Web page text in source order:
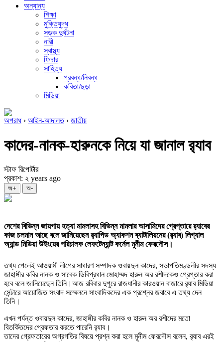
অন্যান্য
শিক্ষা
মুক্তিযুদ্ধ
সড়ক দুর্ঘটনা
নারী
স্বাস্থ্য
ফিচার
সাহিত্য
প্রবন্ধ/নিবন্ধ
কবিতা/ছড়া
মিডিয়া
অপরাধ› আইন-আদালত› জাতীয়
কাদের-নানক-হারুনকে নিয়ে যা জানাল র‍্যাব
স্টাফ রিপোর্টার
প্রকাশ: ২ years ago
অ+ অ-
দেশের বিভিন্ন জায়গায় হত্যা মামলাসহ বিভিন্ন মামলার আসামিদের গ্রেপ্তারে র‍্যাবের
কাজ চলমান আছে বলে জানিয়েছেন র‍্যাপিড অ্যাকশন ব্যাটালিয়নের (র‌্যাব) লিগ্যাল
অ্যান্ড মিডিয়া উইংয়ের পরিচালক লেফটেন্যান্ট কর্নেল মুনীম ফেরদৌস।
তথ্য পেলেই আওয়ামী লীগের সাধারণ সম্পাদক ওবায়দুল কাদের, সভাপতিমণ্ডলীর সদস্য
জাহাঙ্গীর কবির নানক ও সাবেক ডিবিপ্রধান মোহাম্মদ হারুন অর রশীদকেও গ্রেপ্তার করা
হবে বলে জানিয়েছেন তিনি।আজ রবিবার দুপুরে রাজধানীর কারওয়ান বাজারে র‌্যাব মিডিয়া
সেন্টারে আয়োজিত সংবাদ সম্মেলনে সাংবাদিকদের এক প্রশ্নের জবাবে এ তথ্য দেন
তিনি।
এখন পর্যন্ত ওবায়দুল কাদের, জাহাঙ্গীর কবির নানক ও হারুন অর রশীদের মতো
বিতর্কিতদের গ্রেফতার করতে পারেনি র‍্যাব।
তাদের গ্রেফতারের অগ্রগতির বিষয়ে প্রশ্ন করা হলে মুনীম ফেরদৌস বলেন, র‌্যাব এরই